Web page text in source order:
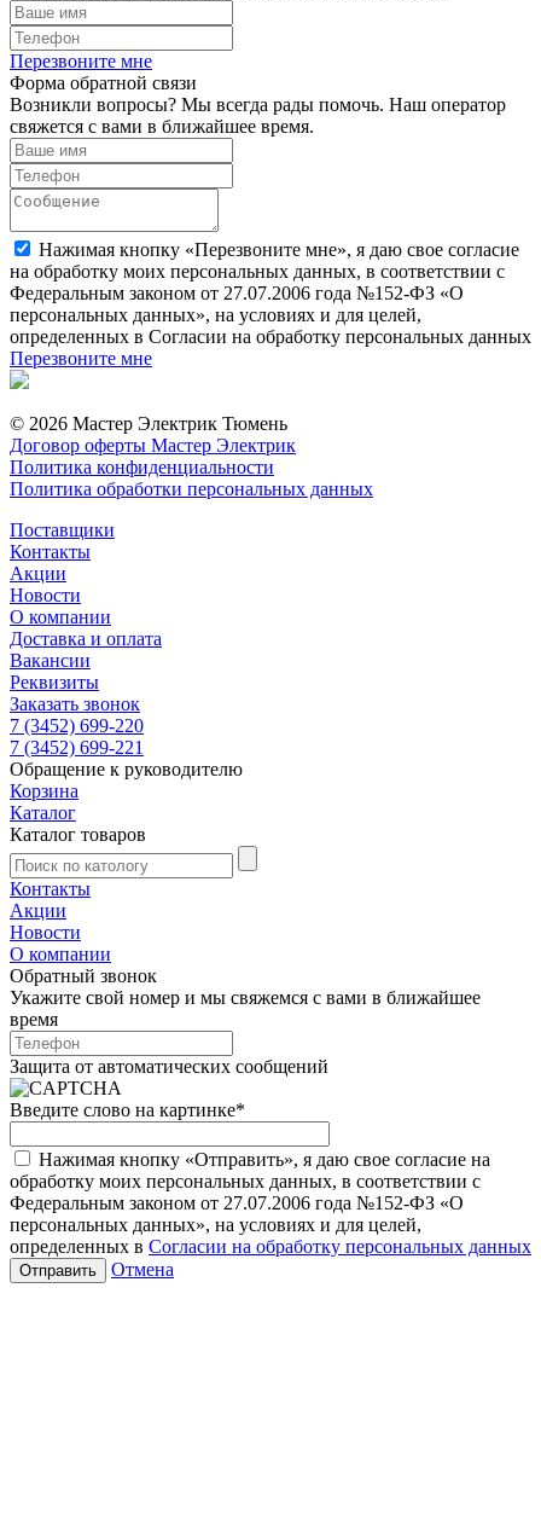
Перезвоните мне
Форма обратной связи
Возникли вопросы? Мы всегда рады помочь. Наш оператор
свяжется с вами в ближайшее время.
Нажимая кнопку «Перезвоните мне», я даю свое согласие
на обработку моих персональных данных, в соответствии с
Федеральным законом от 27.07.2006 года №152-ФЗ «О
персональных данных», на условиях и для целей,
определенных в Согласии на обработку персональных данных
Перезвоните мне
© 2026 Мастер Электрик Тюмень
Договор оферты Мастер Электрик
Политика конфиденциальности
Политика обработки персональных данных
Поставщики
Контакты
Акции
Новости
О компании
Доставка и оплата
Вакансии
Реквизиты
Заказать звонок
7 (3452) 699-220
7 (3452) 699-221
Обращение к руководителю
Корзина
Каталог
Каталог товаров
Контакты
Акции
Новости
О компании
Обратный звонок
Укажите свой номер и мы свяжемся с вами в ближайшее
время
Защита от автоматических сообщений
Введите слово на картинке*
Нажимая кнопку «Отправить», я даю свое согласие на
обработку моих персональных данных, в соответствии с
Федеральным законом от 27.07.2006 года №152-ФЗ «О
персональных данных», на условиях и для целей,
определенных в Согласии на обработку персональных данных
Отмена